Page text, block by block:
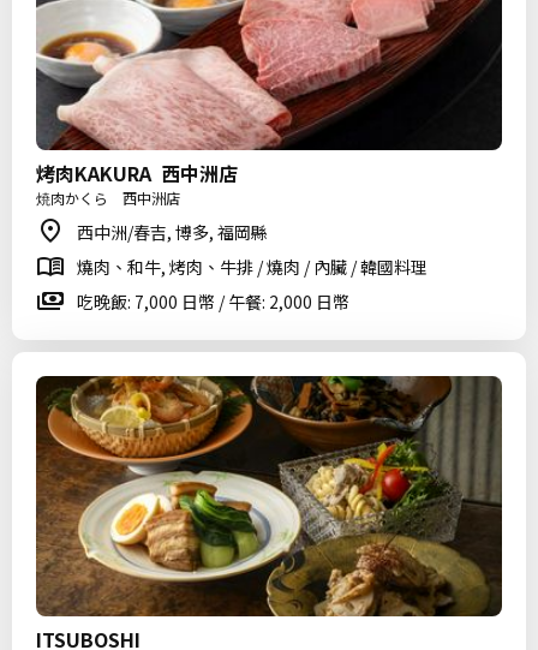
烤肉KAKURA 西中洲店
焼肉かくら 西中洲店
西中洲/春吉, 博多, 福岡縣
燒肉、和牛, 烤肉、牛排 / 燒肉 / 內臟 / 韓國料理
吃晚飯: 7,000 日幣 / 午餐: 2,000 日幣
ITSUBOSHI